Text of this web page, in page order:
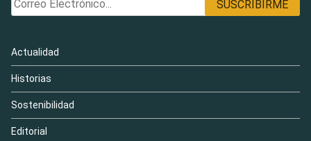
Actualidad
Historias
Sostenibilidad
Editorial